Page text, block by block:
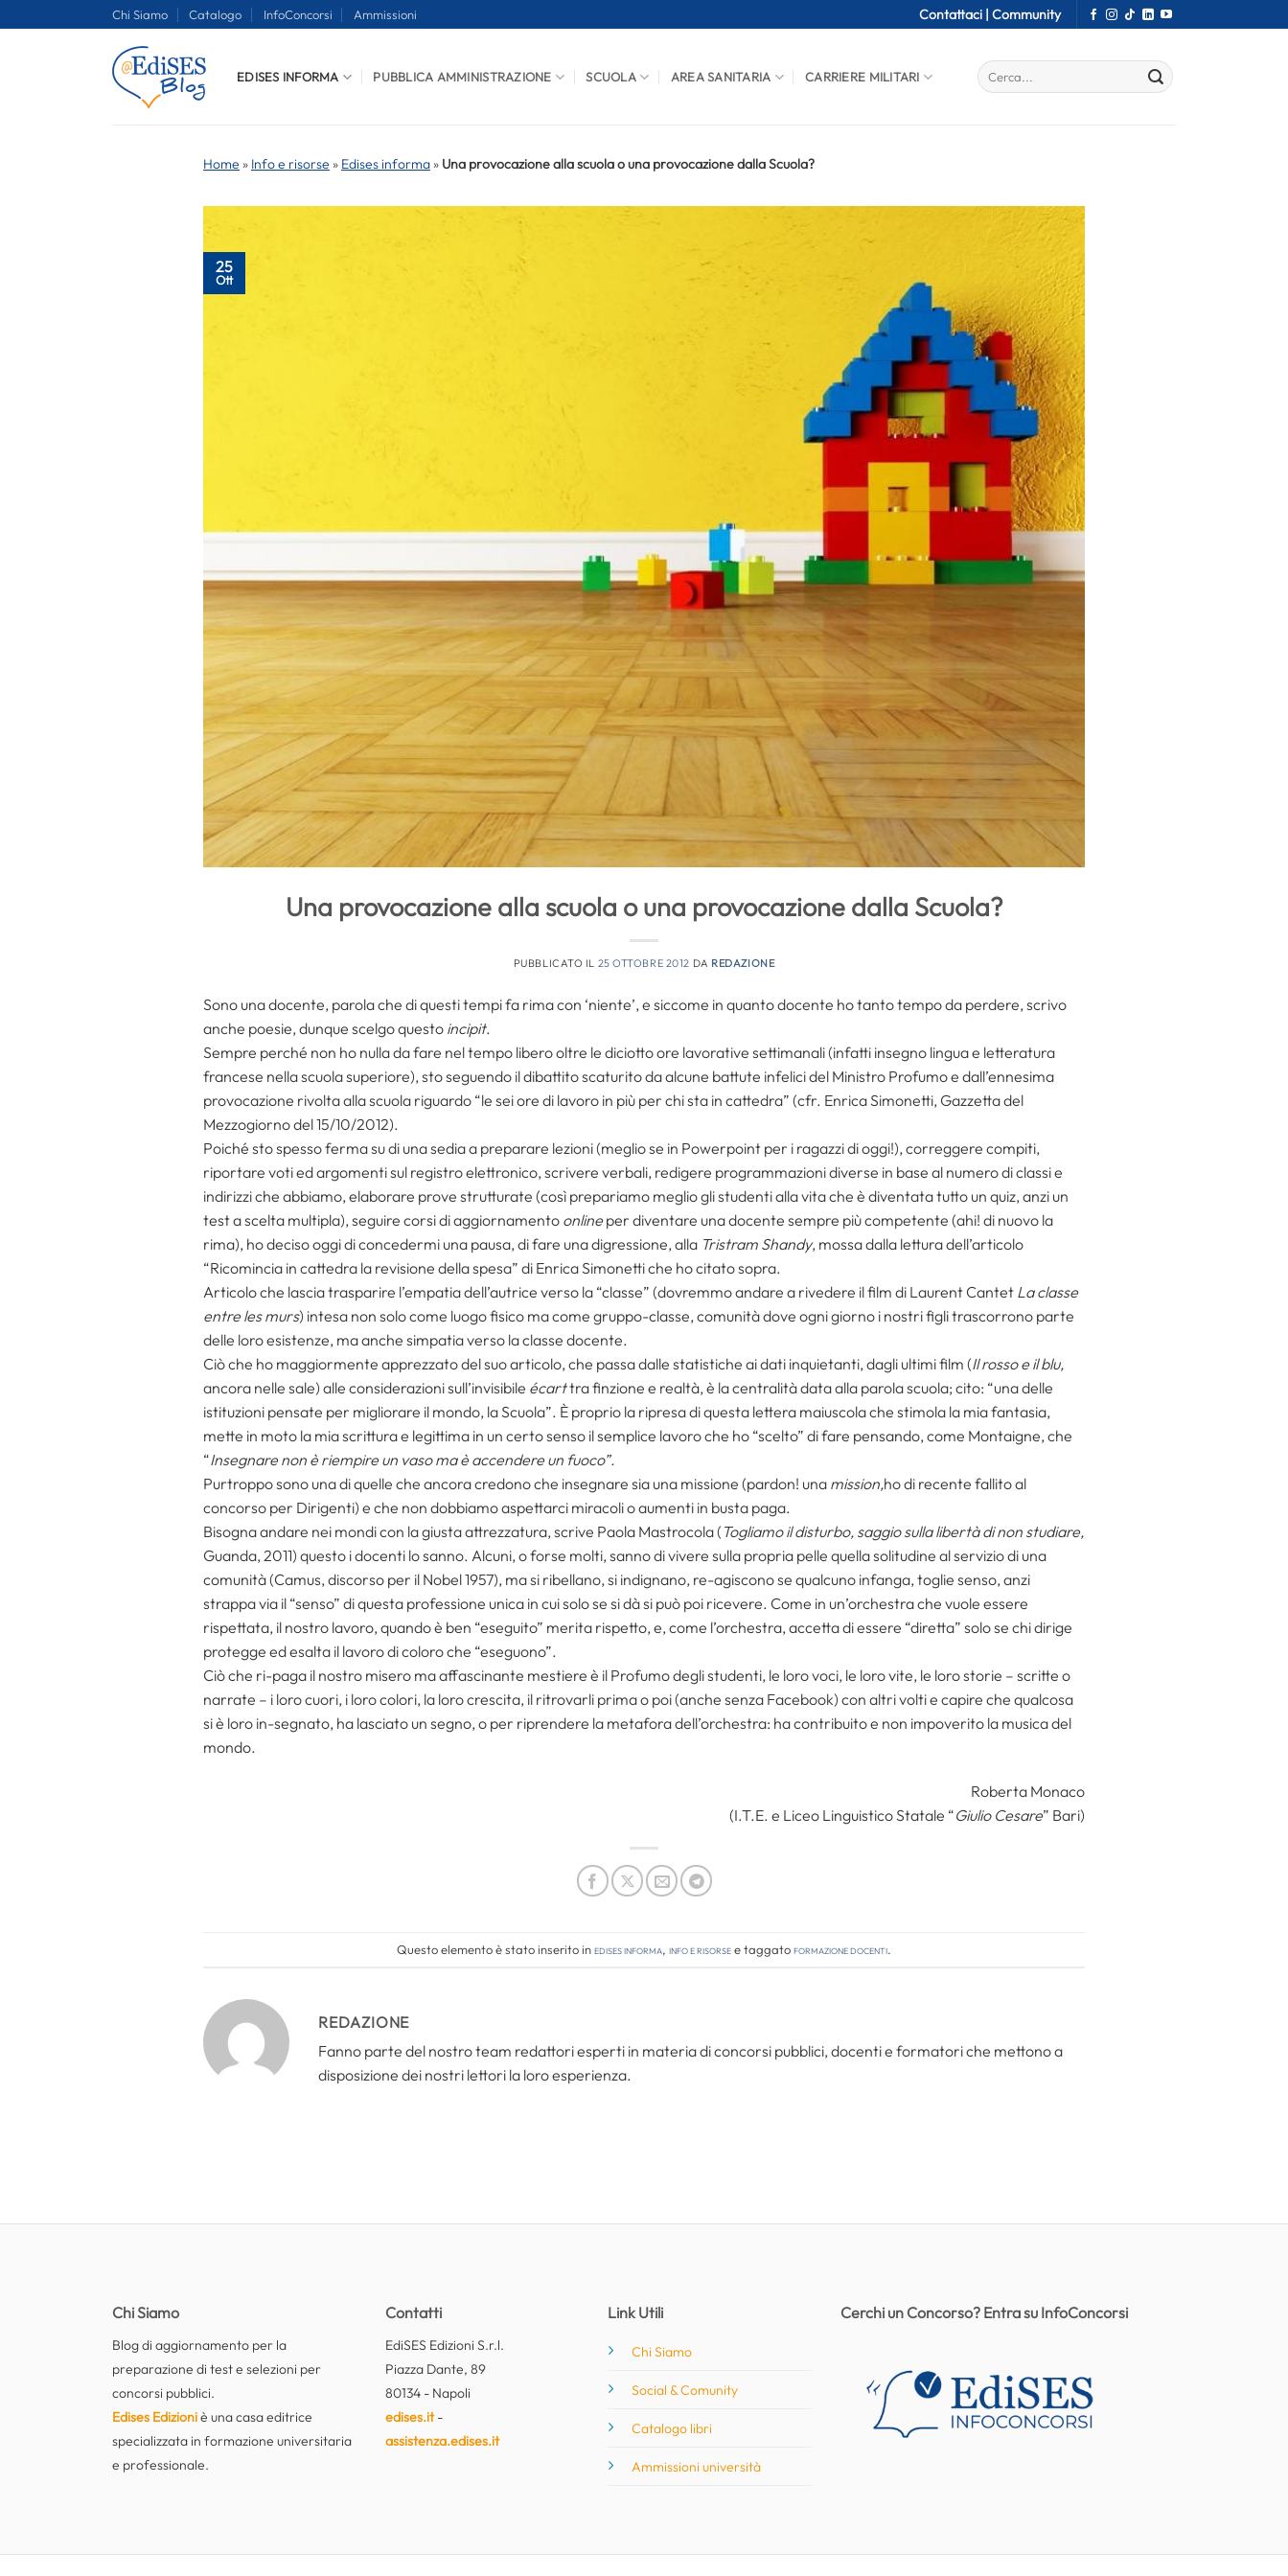
Chi Siamo Catalogo InfoConcorsi Ammissioni Contattaci | Community
EDISES INFORMA PUBBLICA AMMINISTRAZIONE SCUOLA AREA SANITARIA CARRIERE MILITARI
Home » Info e risorse » Edises informa » Una provocazione alla scuola o una provocazione dalla Scuola?
25
Ott
Una provocazione alla scuola o una provocazione dalla Scuola?
PUBBLICATO IL 25 OTTOBRE 2012 DA REDAZIONE
Sono una docente, parola che di questi tempi fa rima con ‘niente’, e siccome in quanto docente ho tanto tempo da perdere, scrivo
anche poesie, dunque scelgo questo incipit.
Sempre perché non ho nulla da fare nel tempo libero oltre le diciotto ore lavorative settimanali (infatti insegno lingua e letteratura
francese nella scuola superiore), sto seguendo il dibattito scaturito da alcune battute infelici del Ministro Profumo e dall’ennesima
provocazione rivolta alla scuola riguardo “le sei ore di lavoro in più per chi sta in cattedra” (cfr. Enrica Simonetti, Gazzetta del
Mezzogiorno del 15/10/2012).
Poiché sto spesso ferma su di una sedia a preparare lezioni (meglio se in Powerpoint per i ragazzi di oggi!), correggere compiti,
riportare voti ed argomenti sul registro elettronico, scrivere verbali, redigere programmazioni diverse in base al numero di classi e
indirizzi che abbiamo, elaborare prove strutturate (così prepariamo meglio gli studenti alla vita che è diventata tutto un quiz, anzi un
test a scelta multipla), seguire corsi di aggiornamento onlineper diventare una docente sempre più competente (ahi! di nuovo la
rima), ho deciso oggi di concedermi una pausa, di fare una digressione, alla Tristram Shandy, mossa dalla lettura dell’articolo
“Ricomincia in cattedra la revisione della spesa” di Enrica Simonetti che ho citato sopra.
Articolo che lascia trasparire l’empatia dell’autrice verso la “classe” (dovremmo andare a rivedere il film di Laurent Cantet La classe
entre les murs) intesa non solo come luogo fisico ma come gruppo-classe, comunità dove ogni giorno i nostri figli trascorrono parte
delle loro esistenze, ma anche simpatia verso la classe docente.
Ciò che ho maggiormente apprezzato del suo articolo, che passa dalle statistiche ai dati inquietanti, dagli ultimi film (Il rosso e il blu,
ancora nelle sale) alle considerazioni sull’invisibile écarttra finzione e realtà, è la centralità data alla parola scuola; cito: “una delle
istituzioni pensate per migliorare il mondo, la Scuola”. È proprio la ripresa di questa lettera maiuscola che stimola la mia fantasia,
mette in moto la mia scrittura e legittima in un certo senso il semplice lavoro che ho “scelto” di fare pensando, come Montaigne, che
“Insegnare non è riempire un vaso ma è accendere un fuoco”.
Purtroppo sono una di quelle che ancora credono che insegnare sia una missione (pardon! una mission,ho di recente fallito al
concorso per Dirigenti) e che non dobbiamo aspettarci miracoli o aumenti in busta paga.
Bisogna andare nei mondi con la giusta attrezzatura, scrive Paola Mastrocola ( Togliamo il disturbo, saggio sulla libertà di non studiare,
Guanda, 2011) questo i docenti lo sanno. Alcuni, o forse molti, sanno di vivere sulla propria pelle quella solitudine al servizio di una
comunità (Camus, discorso per il Nobel 1957), ma si ribellano, si indignano, re-agiscono se qualcuno infanga, toglie senso, anzi
strappa via il “senso” di questa professione unica in cui solo se si dà si può poi ricevere. Come in un’orchestra che vuole essere
rispettata, il nostro lavoro, quando è ben “eseguito” merita rispetto, e, come l’orchestra, accetta di essere “diretta” solo se chi dirige
protegge ed esalta il lavoro di coloro che “eseguono”.
Ciò che ri-paga il nostro misero ma affascinante mestiere è il Profumo degli studenti, le loro voci, le loro vite, le loro storie – scritte o
narrate – i loro cuori, i loro colori, la loro crescita, il ritrovarli prima o poi (anche senza Facebook) con altri volti e capire che qualcosa
si è loro in-segnato, ha lasciato un segno, o per riprendere la metafora dell’orchestra: ha contribuito e non impoverito la musica del
mondo.
Roberta Monaco
(I.T.E. e Liceo Linguistico Statale “Giulio Cesare” Bari)
Questo elemento è stato inserito inEdises informa, Info e risorsee taggatoformazione docenti.
REDAZIONE
Fanno parte del nostro team redattori esperti in materia di concorsi pubblici, docenti e formatori che mettono a
disposizione dei nostri lettori la loro esperienza.
Chi Siamo
Blog di aggiornamento per la
preparazione di test e selezioni per
concorsi pubblici.
Edises Edizioniè una casa editrice
specializzata in formazione universitaria
e professionale.
Contatti
EdiSES Edizioni S.r.l.
Piazza Dante, 89
80134 - Napoli
edises.it-
assistenza.edises.it
Link Utili
Chi Siamo
Social & Comunity
Catalogo libri
Ammissioni università
Cerchi un Concorso? Entra su InfoConcorsi